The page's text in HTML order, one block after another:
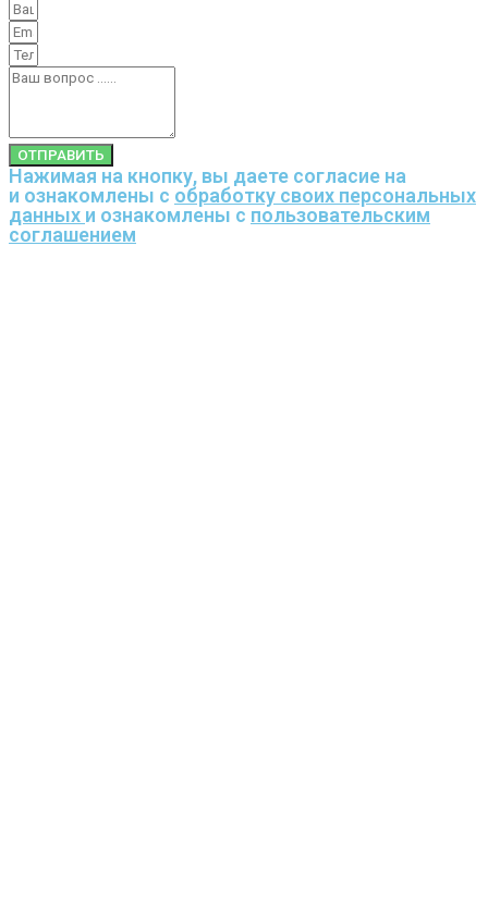
ОТПРАВИТЬ
Нажимая на кнопку, вы даете согласие на
и ознакомлены с обработку своих персональных
данных и ознакомлены с пользовательским
соглашением